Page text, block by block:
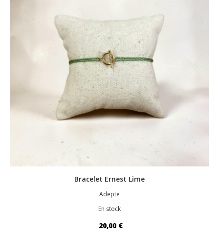
Bracelet Ernest Lime
Adepte
En stock
20,00 €